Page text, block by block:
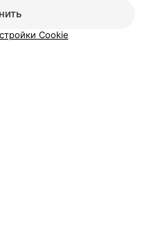
Cookie